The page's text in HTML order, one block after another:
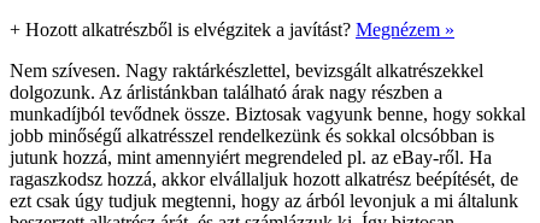
+ Hozott alkatrészből is elvégzitek a javítást? Megnézem »
Nem szívesen. Nagy raktárkészlettel, bevizsgált alkatrészekkel
dolgozunk. Az árlistánkban található árak nagy részben a
munkadíjból tevődnek össze. Biztosak vagyunk benne, hogy sokkal
jobb minőségű alkatrésszel rendelkezünk és sokkal olcsóbban is
jutunk hozzá, mint amennyiért megrendeled pl. az eBay-ről. Ha
ragaszkodsz hozzá, akkor elvállaljuk hozott alkatrész beépítését, de
ezt csak úgy tudjuk megtenni, hogy az árból levonjuk a mi általunk